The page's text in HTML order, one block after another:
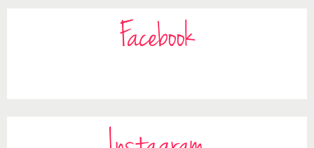
Facebook